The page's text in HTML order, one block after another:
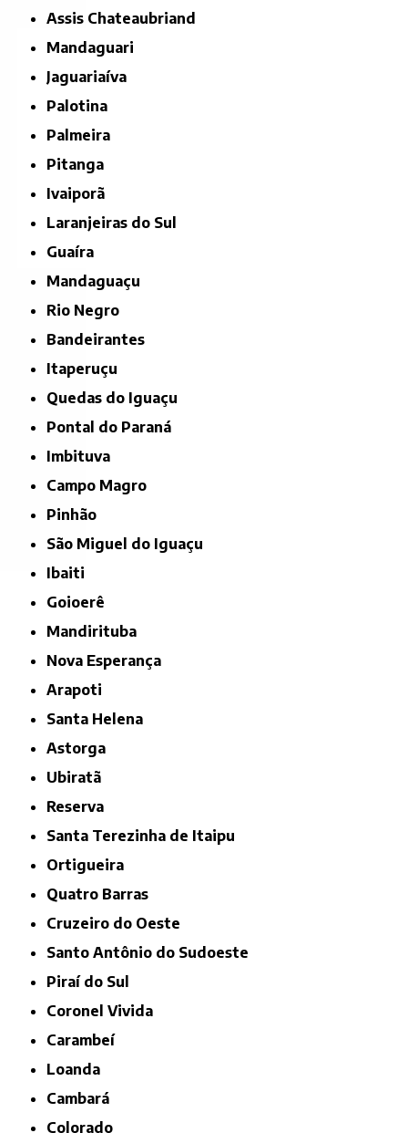
Assis Chateaubriand
Mandaguari
Jaguariaíva
Palotina
Palmeira
Pitanga
Ivaiporã
Laranjeiras do Sul
Guaíra
Mandaguaçu
Rio Negro
Bandeirantes
Itaperuçu
Quedas do Iguaçu
Pontal do Paraná
Imbituva
Campo Magro
Pinhão
São Miguel do Iguaçu
Ibaiti
Goioerê
Mandirituba
Nova Esperança
Arapoti
Santa Helena
Astorga
Ubiratã
Reserva
Santa Terezinha de Itaipu
Ortigueira
Quatro Barras
Cruzeiro do Oeste
Santo Antônio do Sudoeste
Piraí do Sul
Coronel Vivida
Carambeí
Loanda
Cambará
Colorado